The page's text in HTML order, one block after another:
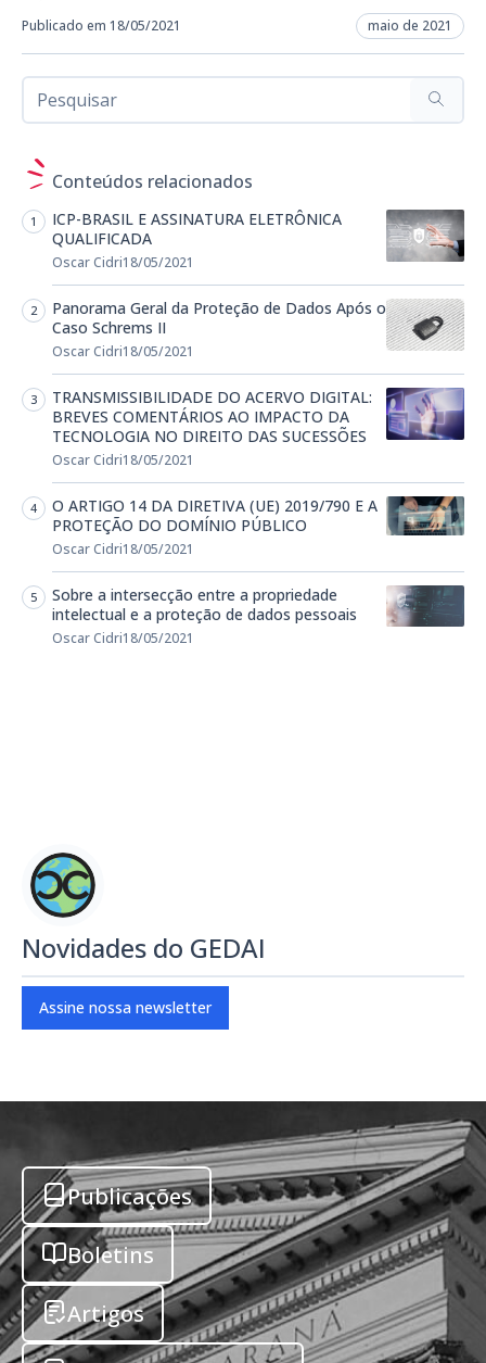
Publicado em 18/05/2021 maio de 2021
Conteúdos relacionados
ICP-BRASIL E ASSINATURA ELETRÔNICA
QUALIFICADA
Oscar Cidri18/05/2021
Panorama Geral da Proteção de Dados Após o
Caso Schrems II
Oscar Cidri18/05/2021
TRANSMISSIBILIDADE DO ACERVO DIGITAL:
BREVES COMENTÁRIOS AO IMPACTO DA
TECNOLOGIA NO DIREITO DAS SUCESSÕES
Oscar Cidri18/05/2021
O ARTIGO 14 DA DIRETIVA (UE) 2019/790 E A
PROTEÇÃO DO DOMÍNIO PÚBLICO
Oscar Cidri18/05/2021
Sobre a intersecção entre a propriedade
intelectual e a proteção de dados pessoais
Oscar Cidri18/05/2021
Novidades do GEDAI
Assine nossa newsletter
Publicações
Boletins
Artigos